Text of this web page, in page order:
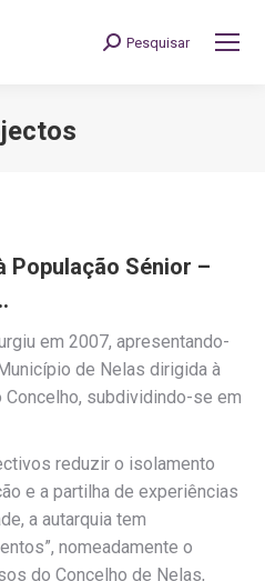
Search:
Pesquisar
População Sénior –
em 2007, apresentando-
de Nelas dirigida à
subdividindo-se em
reduzir o isolamento
e a partilha de experiências
a autarquia tem
nomeadamente o
do Concelho de Nelas,